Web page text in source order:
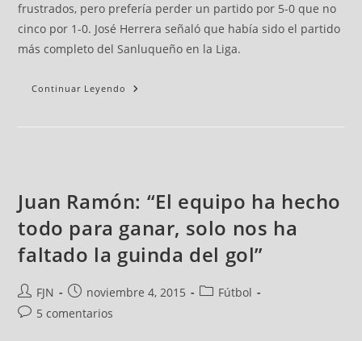
frustrados, pero prefería perder un partido por 5-0 que no
cinco por 1-0. José Herrera señaló que había sido el partido
más completo del Sanluqueño en la Liga.
Continuar Leyendo
Juan Ramón: “El equipo ha hecho
todo para ganar, solo nos ha
faltado la guinda del gol”
FJN noviembre 4, 2015
Fútbol
5 comentarios